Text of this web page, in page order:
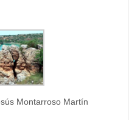
Montarroso Martín